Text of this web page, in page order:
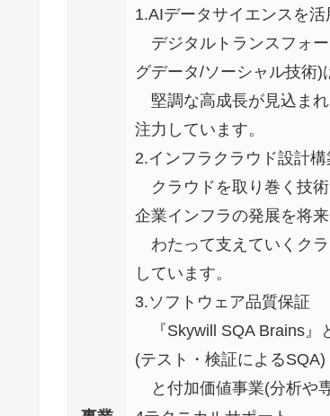
1.AIデータサイエンスを
デジタルトランスフォ
グデータ/ソーシャル技術)
堅調な高成長が見込ま
注力しています。
2.インフラクラウド設計構
クラウドを取り巻く技
企業インフラの発展を将
わたって支えていくク
しています。
3.ソフトウェア品質保証
『Skywill SQA Brains』
(テスト・検証によるSQA)
と付加価値事業(分析や